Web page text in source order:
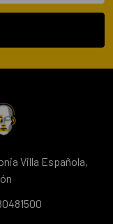
Villa Española,